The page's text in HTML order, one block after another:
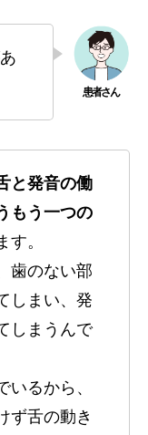
と発音の働
もう一つの
す。
歯のない部
しまい、発
しまうんで
いるから、
ず舌の動き